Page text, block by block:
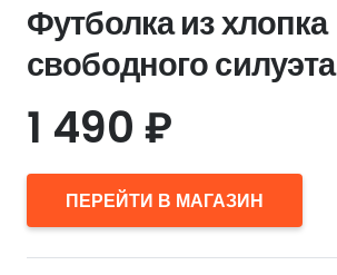
Футболка из хлопка
свободного силуэта
1 490 ₽
ПЕРЕЙТИ В МАГАЗИН